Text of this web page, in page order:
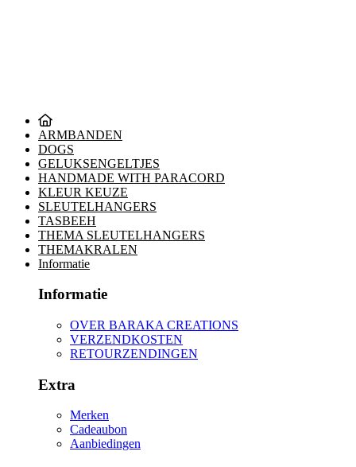
ARMBANDEN
DOGS
GELUKSENGELTJES
HANDMADE WITH PARACORD
KLEUR KEUZE
SLEUTELHANGERS
TASBEEH
THEMA SLEUTELHANGERS
THEMAKRALEN
Informatie
Informatie
OVER BARAKA CREATIONS
VERZENDKOSTEN
RETOURZENDINGEN
Extra
Merken
Cadeaubon
Aanbiedingen